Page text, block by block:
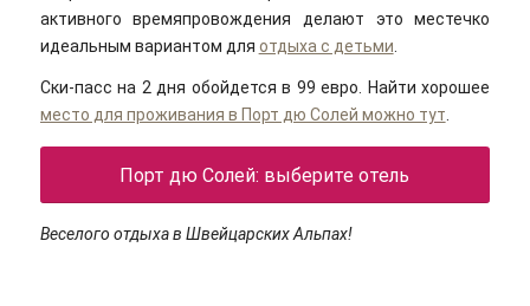
активного времяпровождения делают это местечко
идеальным вариантом для отдыха с детьми
Ски-пасс на 2 дня обойдется в 99 евро. Найти хорошее
место для проживания в Порт дю Солей можно тут
Порт дю Солей: выберите отель
Веселого отдыха в Швейцарских Альпах!